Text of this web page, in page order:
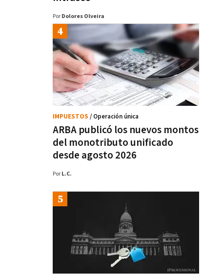
Por Dolores Olveira
ARBA publicó los nuevos montos
del monotributo unificado
desde agosto 2026
IMPUESTOS / Operación única
Por L.C.